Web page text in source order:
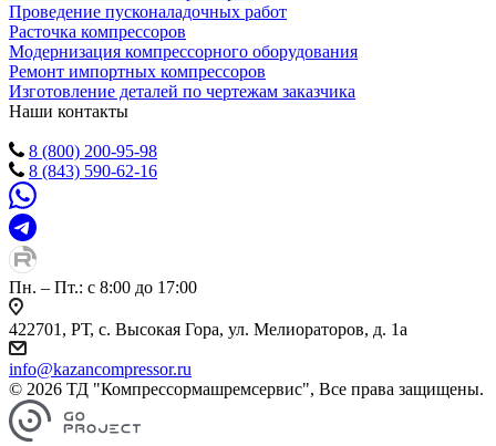
Проведение пусконаладочных работ
Расточка компрессоров
Модернизация компрессорного оборудования
Ремонт импортных компрессоров
Изготовление деталей по чертежам заказчика
Наши контакты
8 (800) 200-95-98
8 (843) 590-62-16
Пн. – Пт.: с 8:00 до 17:00
422701, РТ, с. Высокая Гора, ул. Мелиораторов, д. 1а
info@kazancompressor.ru
© 2026 ТД "Компрессормашремсервис", Все права защищены.